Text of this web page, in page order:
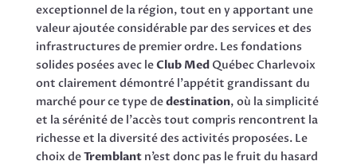
exceptionnel de la région, tout en y apportant une
valeur ajoutée considérable par des services et des
infrastructures de premier ordre. Les fondations
solides posées avec leClub MedQuébec Charlevoix
ont clairement démontré l’appétit grandissant du
marché pour ce type dedestination, où la simplicité
et la sérénité de l’accès tout compris rencontrent la
richesse et la diversité des activités proposées. Le
choix deTremblantn’est donc pas le fruit du hasard